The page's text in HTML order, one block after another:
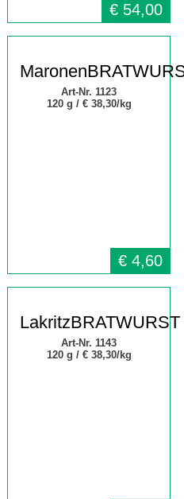
€ 54,00
Art-Nr. 1123
120 g / € 38,30/kg
€ 4,60
LakritzBRATWURST
Art-Nr. 1143
120 g / € 38,30/kg